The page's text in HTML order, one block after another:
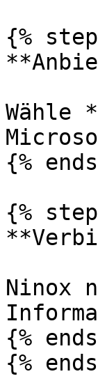
{%
Wähle
{%
{%
Ninox
{%
{%